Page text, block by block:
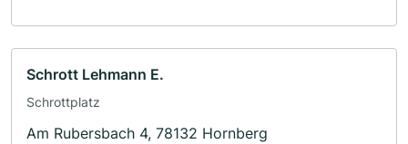
Schrott Lehmann E.
Schrottplatz
Am Rubersbach 4, 78132 Hornberg